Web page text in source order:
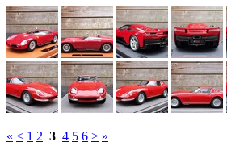
« < 1 2 3 4 5 6 > »